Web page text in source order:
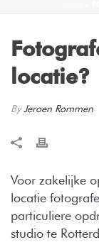
locatie?
By Jeroen Rommen
Voor zakelijke
locatie
particuliere
studio te